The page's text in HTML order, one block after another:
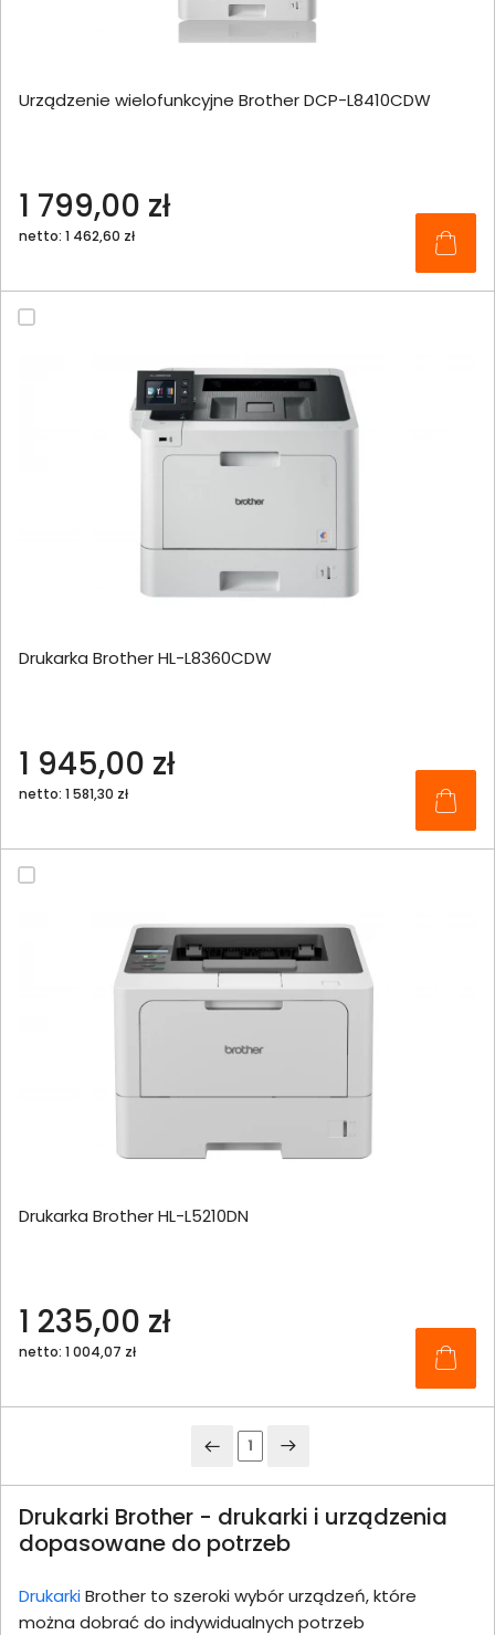
Urządzenie wielofunkcyjne Brother DCP-L8410CDW
1 799,00 zł
netto: 1 462,60 zł
Drukarka Brother HL-L8360CDW
1 945,00 zł
netto: 1 581,30 zł
Drukarka Brother HL-L5210DN
1 235,00 zł
netto: 1 004,07 zł
1
Drukarki Brother - drukarki i urządzenia
dopasowane do potrzeb
DrukarkiBrother to szeroki wybór urządzeń, które
można dobrać do indywidualnych potrzeb